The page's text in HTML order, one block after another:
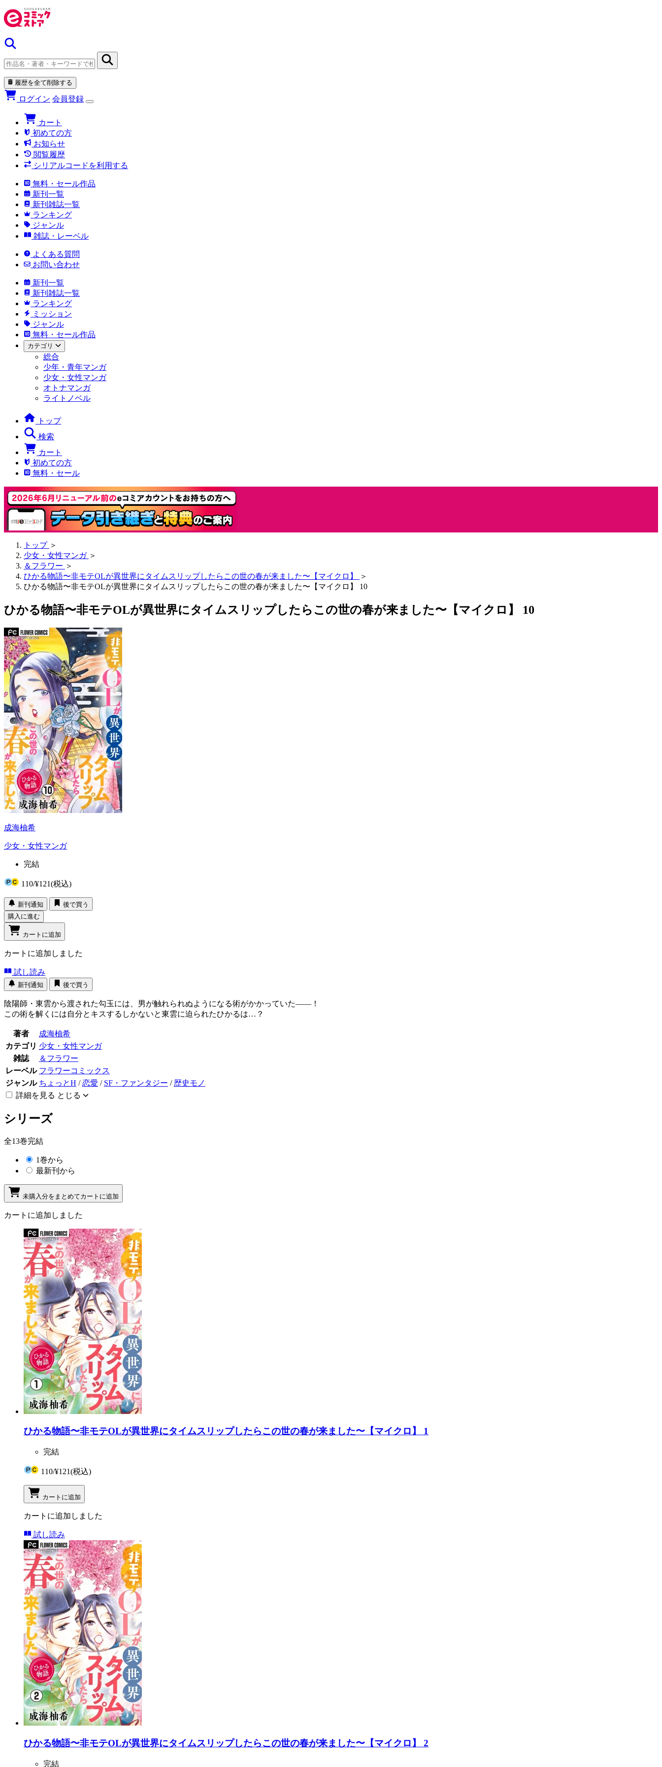
履歴を全て削除する
ログイン 会員登録
カート
初めての方
お知らせ
閲覧履歴
シリアルコードを利用する
無料・セール作品
新刊一覧
新刊雑誌一覧
ランキング
ジャンル
雑誌・レーベル
よくある質問
お問い合わせ
新刊一覧
新刊雑誌一覧
ランキング
ミッション
ジャンル
無料・セール作品
カテゴリ
総合
少年・青年マンガ
少女・女性マンガ
オトナマンガ
ライトノベル
トップ
検索
カート
初めての方
無料・セール
トップ ＞
少女・女性マンガ ＞
＆フラワー ＞
ひかる物語〜非モテOLが異世界にタイムスリップしたらこの世の春が来ました〜【マイクロ】
＞
ひかる物語〜非モテOLが異世界にタイムスリップしたらこの世の春が来ました〜【マイクロ】 10
ひかる物語〜非モテOLが異世界にタイムスリップしたらこの世の春が来ました〜【マイクロ】 10
成海柚希
少女・女性マンガ
完結
110/¥121(税込)
新刊通知
後で買う
購入に進む
カートに追加
カートに追加しました
試し読み
新刊通知 後で買う
陰陽師・東雲から渡された勾玉には、男が触れられぬようになる術がかかっていた――！
この術を解くには自分とキスするしかないと東雲に迫られたひかるは…？
著者
成海柚希
カテゴリ 少女・女性マンガ
雑誌
＆フラワー
レーベル フラワーコミックス
ジャンル ちょっとH /恋愛 / SF・ファンタジー / 歴史モノ
詳細を見る とじる
シリーズ
全13巻完結
1巻から
最新刊から
未購入分をまとめてカートに追加
カートに追加しました
ひかる物語〜非モテOLが異世界にタイムスリップしたらこの世の春が来ました〜【マイクロ】 1
完結
110/¥121(税込)
カートに追加
カートに追加しました
試し読み
ひかる物語〜非モテOLが異世界にタイムスリップしたらこの世の春が来ました〜【マイクロ】 2
完結